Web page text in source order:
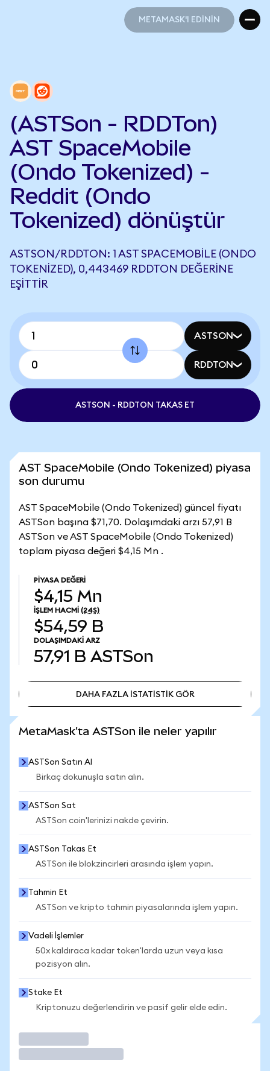
METAMASK'I EDİNİN
(ASTSon - RDDTon)
AST SpaceMobile
(Ondo Tokenized) -
Reddit (Ondo
Tokenized) dönüştür
ASTSON/RDDTON: 1 AST SPACEMOBILE (ONDO
TOKENIZED), 0,443469 RDDTON DEĞERINE
EŞITTIR
ASTSON
RDDTON
ASTSON - RDDTON TAKAS ET
AST SpaceMobile (Ondo Tokenized) piyasa
son durumu
AST SpaceMobile (Ondo Tokenized) güncel fiyatı
ASTSon başına $71,70. Dolaşımdaki arzı 57,91 B
ASTSon ve AST SpaceMobile (Ondo Tokenized)
toplam piyasa değeri $4,15 Mn .
PIYASA DEĞERI
$4,15 Mn
İŞLEM HACMI (24S)
$54,59 B
DOLAŞIMDAKI ARZ
57,91 B ASTSon
DAHA FAZLA İSTATİSTİK GÖR
MetaMask'ta ASTSon ile neler yapılır
ASTSon Satın Al
Birkaç dokunuşla satın alın.
ASTSon Sat
ASTSon coin'lerinizi nakde çevirin.
ASTSon Takas Et
ASTSon ile blokzincirleri arasında işlem yapın.
Tahmin Et
ASTSon ve kripto tahmin piyasalarında işlem yapın.
Vadeli İşlemler
50x kaldıraca kadar token'larda uzun veya kısa
pozisyon alın.
Stake Et
Kriptonuzu değerlendirin ve pasif gelir elde edin.